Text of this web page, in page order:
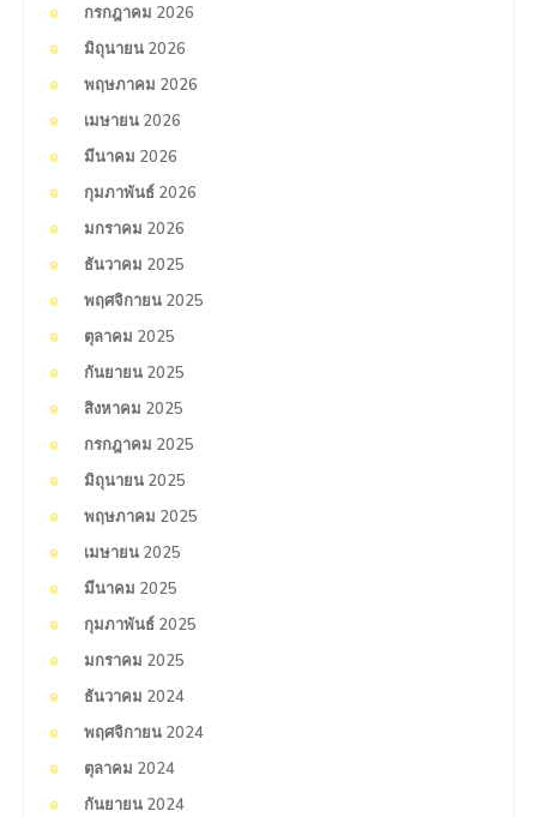
กรกฎาคม 2026
มิถุนายน 2026
พฤษภาคม 2026
เมษายน 2026
มีนาคม 2026
กุมภาพันธ์ 2026
มกราคม 2026
ธันวาคม 2025
พฤศจิกายน 2025
ตุลาคม 2025
กันยายน 2025
สิงหาคม 2025
กรกฎาคม 2025
มิถุนายน 2025
พฤษภาคม 2025
เมษายน 2025
มีนาคม 2025
กุมภาพันธ์ 2025
มกราคม 2025
ธันวาคม 2024
พฤศจิกายน 2024
ตุลาคม 2024
กันยายน 2024